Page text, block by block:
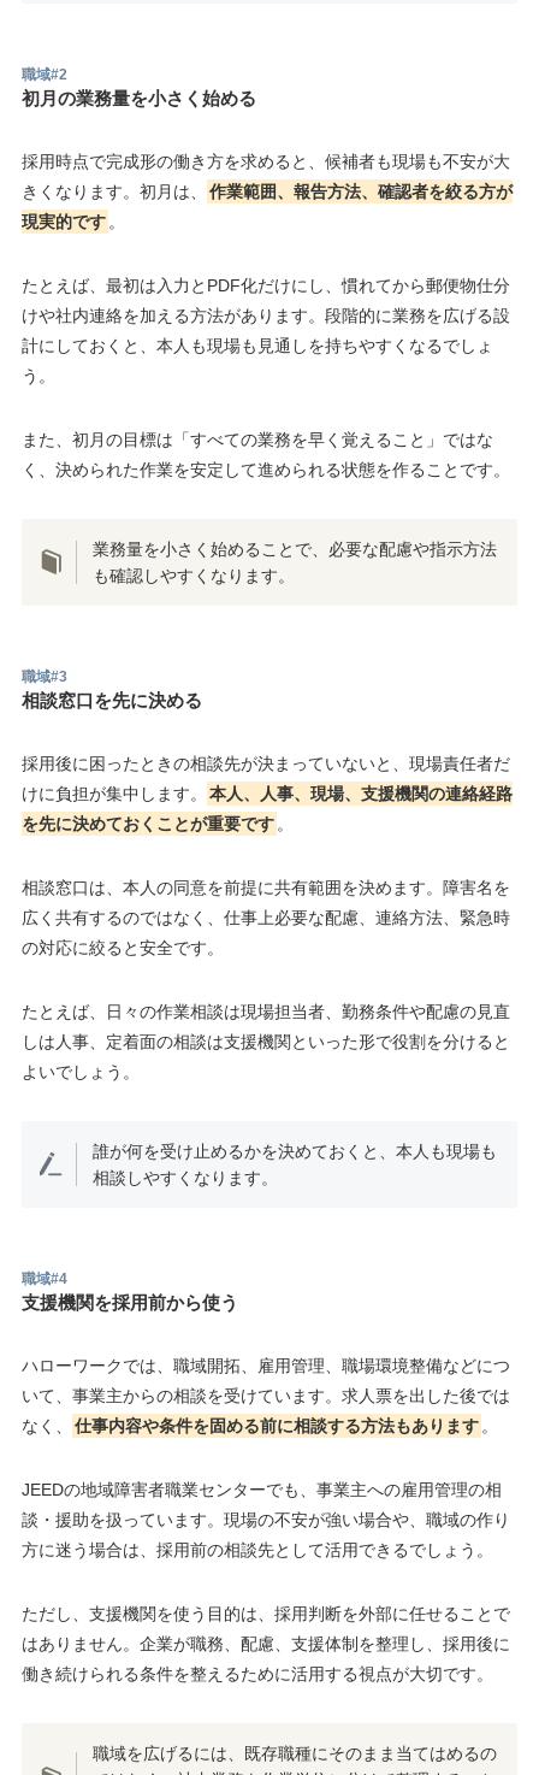
職域#2
初月の業務量を小さく始める
採用時点で完成形の働き方を求めると、候補者も現場も不安が大
きくなります。初月は、
作業範囲、報告方法、確認者を絞る方が
現実的です。
たとえば、最初は入力とPDF化だけにし、慣れてから郵便物仕分
けや社内連絡を加える方法があります。段階的に業務を広げる設
計にしておくと、本人も現場も見通しを持ちやすくなるでしょ
う。
また、初月の目標は「すべての業務を早く覚えること」ではな
く、決められた作業を安定して進められる状態を作ることです。
業務量を小さく始めることで、必要な配慮や指示方法
も確認しやすくなります。
職域#3
相談窓口を先に決める
採用後に困ったときの相談先が決まっていないと、現場責任者だ
けに負担が集中します。
本人、人事、現場、支援機関の連絡経路
を先に決めておくことが重要です。
相談窓口は、本人の同意を前提に共有範囲を決めます。障害名を
広く共有するのではなく、仕事上必要な配慮、連絡方法、緊急時
の対応に絞ると安全です。
たとえば、日々の作業相談は現場担当者、勤務条件や配慮の見直
しは人事、定着面の相談は支援機関といった形で役割を分けると
よいでしょう。
誰が何を受け止めるかを決めておくと、本人も現場も
相談しやすくなります。
職域#4
支援機関を採用前から使う
ハローワークでは、職域開拓、雇用管理、職場環境整備などにつ
いて、事業主からの相談を受けています。求人票を出した後では
なく、
仕事内容や条件を固める前に相談する方法もあります。
JEEDの地域障害者職業センターでも、事業主への雇用管理の相
談・援助を扱っています。現場の不安が強い場合や、職域の作り
方に迷う場合は、採用前の相談先として活用できるでしょう。
ただし、支援機関を使う目的は、採用判断を外部に任せることで
はありません。企業が職務、配慮、支援体制を整理し、採用後に
働き続けられる条件を整えるために活用する視点が大切です。
職域を広げるには、既存職種にそのまま当てはめるの